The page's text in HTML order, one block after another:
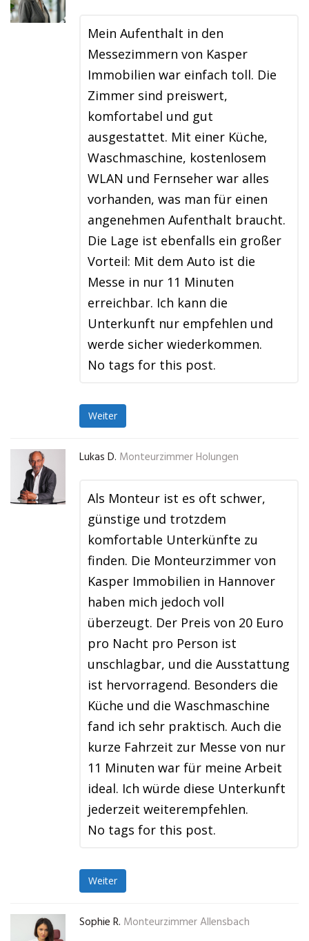
Mein Aufenthalt in den
Messezimmern von Kasper
Immobilien war einfach toll. Die
Zimmer sind preiswert,
komfortabel und gut
ausgestattet. Mit einer Küche,
Waschmaschine, kostenlosem
WLAN und Fernseher war alles
vorhanden, was man für einen
angenehmen Aufenthalt braucht.
Die Lage ist ebenfalls ein großer
Vorteil: Mit dem Auto ist die
Messe in nur 11 Minuten
erreichbar. Ich kann die
Unterkunft nur empfehlen und
werde sicher wiederkommen.
No tags for this post.
Weiter
Lukas D. Monteurzimmer Holungen
Als Monteur ist es oft schwer,
günstige und trotzdem
komfortable Unterkünfte zu
finden. Die Monteurzimmer von
Kasper Immobilien in Hannover
haben mich jedoch voll
überzeugt. Der Preis von 20 Euro
pro Nacht pro Person ist
unschlagbar, und die Ausstattung
ist hervorragend. Besonders die
Küche und die Waschmaschine
fand ich sehr praktisch. Auch die
kurze Fahrzeit zur Messe von nur
11 Minuten war für meine Arbeit
ideal. Ich würde diese Unterkunft
jederzeit weiterempfehlen.
No tags for this post.
Weiter
Sophie R. Monteurzimmer Allensbach